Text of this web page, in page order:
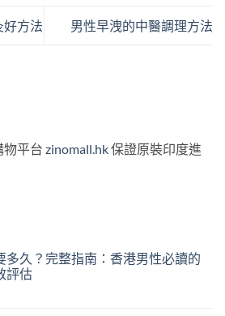
好方法 男性早洩的中醫調理方法
物平台 zinomall.hk保證原裝印度進
多久？完整指南：香港男性必讀的
評估